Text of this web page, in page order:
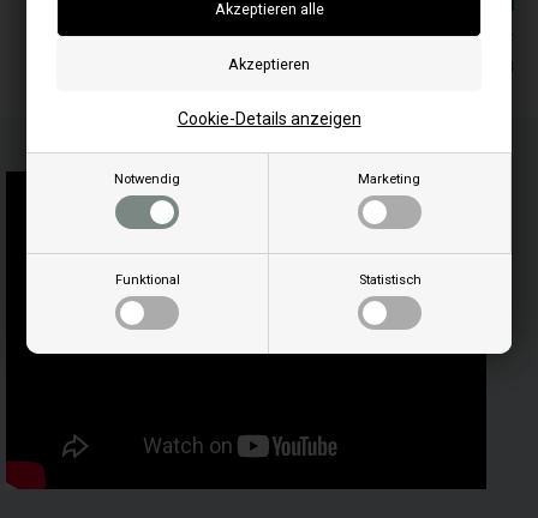
Notwendig Marketing
Funktional Statistisch
Cookie-Details anzeigen
Auf lager
Lieferung 2-4